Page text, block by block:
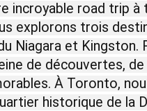
incroyable road trip à
explorons trois
Niagara et Kingston.
de découvertes,
À Toronto,
historique de la